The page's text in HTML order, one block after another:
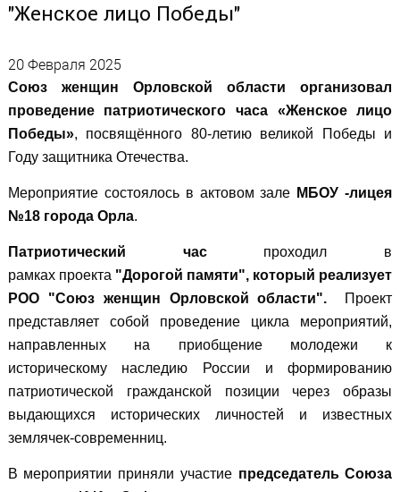
"Женское лицо Победы"
20 Февраля 2025
Союз женщин Орловской области организовал
проведение патриотического часа «Женское лицо
Победы», посвящённого 80-летию великой Победы и
Году защитника Отечества.
Мероприятие состоялось в актовом зале МБОУ -лицея
№18 города Орла.
Патриотический час проходил в
рамках проекта "Дорогой памяти", который реализует
РОО "Союз женщин Орловской области".
Проект
представляет собой проведение цикла мероприятий,
направленных на приобщение молодежи к
историческому наследию России и формированию
патриотической гражданской позиции через образы
выдающихся исторических личностей и известных
землячек-современниц.
В мероприятии приняли участие председатель Союза